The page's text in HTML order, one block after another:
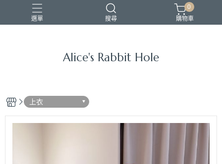
選單 搜尋
0
購物車
Alice's Rabbit Hole
上衣